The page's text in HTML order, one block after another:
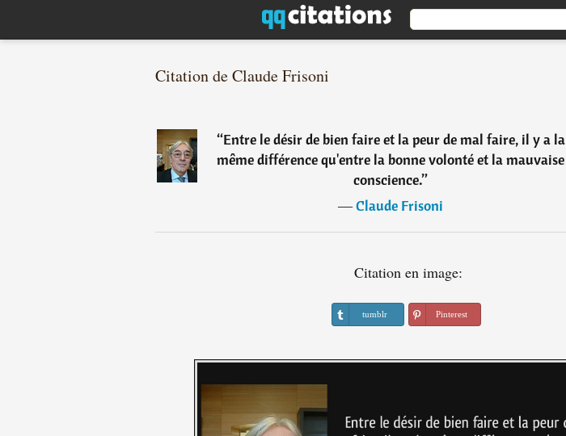
Citation de Claude Frisoni
“Entre le désir de bien faire et la peur de mal faire, il y a la
même différence qu'entre la bonne volonté et la mauvaise
conscience.”
―Claude Frisoni
Citation en image:
tumblr Pinterest